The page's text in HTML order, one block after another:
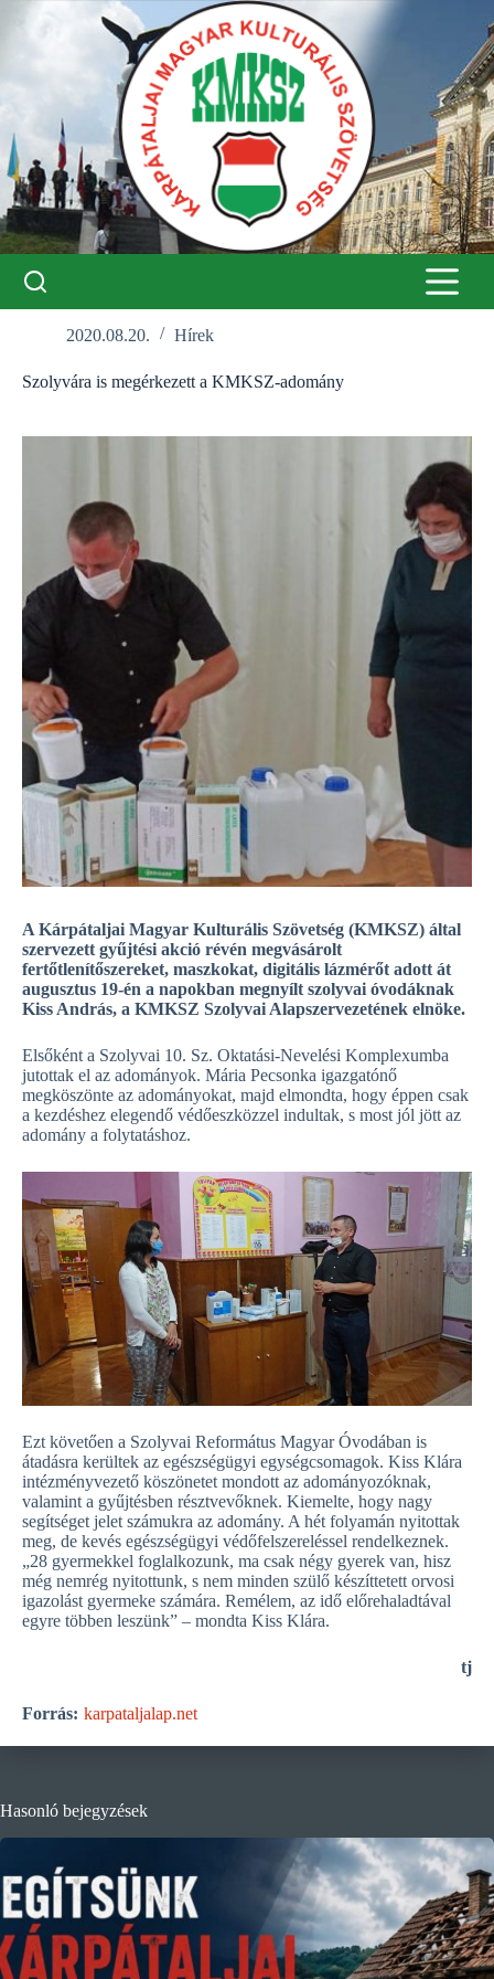
2020.08.20. Hírek
Szolyvára is megérkezett a KMKSZ-adomány
A Kárpátaljai Magyar Kulturális Szövetség (KMKSZ) által
szervezett gyűjtési akció révén megvásárolt
fertőtlenítőszereket, maszkokat, digitális lázmérőt adott át
augusztus 19-én a napokban megnyílt szolyvai óvodáknak
Kiss András, a KMKSZ Szolyvai Alapszervezetének elnöke.
Elsőként a Szolyvai 10. Sz. Oktatási-Nevelési Komplexumba
jutottak el az adományok. Mária Pecsonka igazgatónő
megköszönte az adományokat, majd elmondta, hogy éppen csak
a kezdéshez elegendő védőeszközzel indultak, s most jól jött az
adomány a folytatáshoz.
Ezt követően a Szolyvai Református Magyar Óvodában is
átadásra kerültek az egészségügyi egységcsomagok. Kiss Klára
intézményvezető köszönetet mondott az adományozóknak,
valamint a gyűjtésben résztvevőknek. Kiemelte, hogy nagy
segítséget jelet számukra az adomány. A hét folyamán nyitottak
meg, de kevés egészségügyi védőfelszereléssel rendelkeznek.
„28 gyermekkel foglalkozunk, ma csak négy gyerek van, hisz
még nemrég nyitottunk, s nem minden szülő készíttetett orvosi
igazolást gyermeke számára. Remélem, az idő előrehaladtával
egyre többen leszünk” – mondta Kiss Klára.
tj
Forrás: karpataljalap.net
Hasonló bejegyzések